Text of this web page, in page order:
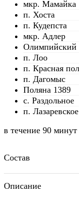
мкр. Мамайка
п. Хоста
п. Кудепста
мкр. Адлер
Олимпийский
п. Лоо
п. Красная
п. Дагомыс
Поляна 1389
с. Раздольное
п. Лазаревское
в течение 90 минут
Состав
Описание